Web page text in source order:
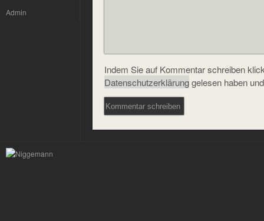
Admin
Indem Sie auf Kommentar schreiben
Datenschutzerklärunggelesen haben